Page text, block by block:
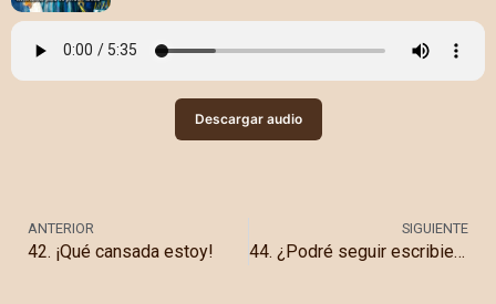
Descargar audio
ANTERIOR
42. ¡Qué cansada estoy!
SIGUIENTE
44. ¿Podré seguir escribiendo?